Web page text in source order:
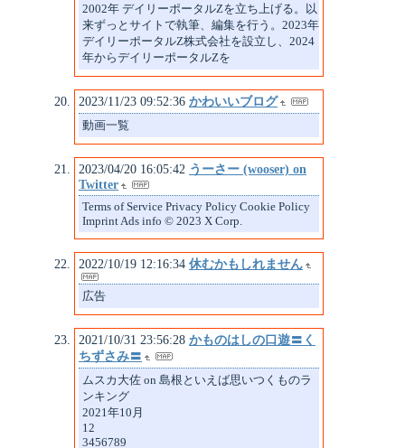
2002年 デイリーポータルZを立ち上げる。以
来ずっとサイトで執筆、編集を行う。2023年
デイリーポータルZ株式会社を設立し、2024
年からデイリーポータルZを
2023/11/23 09:52:36 かわいいブログ
動画一覧
2023/04/20 16:05:42 うーさー (wooser) on
Twitter
Terms of Service Privacy Policy Cookie Policy
Imprint Ads info © 2023 X Corp.
2022/10/19 12:16:34 休むかもしれません
広告
2021/10/31 23:56:28 かものはしの口遊〓く
ちずさみ〓
ムスカ大佐 on 島根といえば思いつくものラ
ンキング
2021年10月
12
3456789